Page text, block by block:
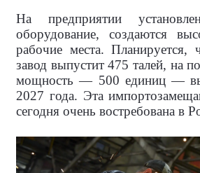
На предприятии
оборудование, создаются
рабочие места.
завод выпустит 475 талей, на
мощность — 500 единиц —
2027 года. Эта
сегодня очень востребована в